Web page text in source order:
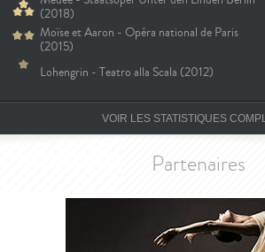
(2018)
Moïse et Aaron - Opéra national de Paris
(2015)
Lohengrin - Teatro alla Scala (2012)
VOIR LES STATISTIQUES
Partenaires